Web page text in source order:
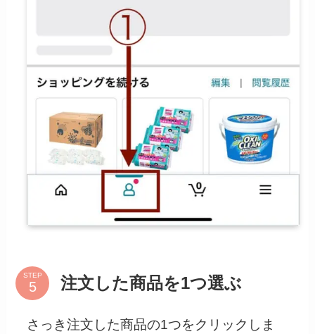
STEP 注文した商品を1つ選ぶ
さっき注文した商品の1つをクリックしま